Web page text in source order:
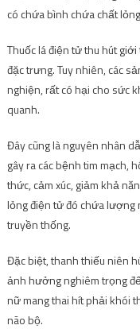
có chứa bình chứa chất
Thuốc lá điện tử thu hút
đặc trưng. Tuy nhiên, các
nghiện, rất có hại cho sức
quanh.
Đây cũng là nguyên nhân
gây ra các bệnh tim mạch,
thức, cảm xúc, giảm khả
lỏng điện tử đó chứa
truyền thống.
Đặc biệt, thanh thiếu niên
ảnh hưởng nghiêm trọng
nữ mang thai hít phải khói
não bộ.